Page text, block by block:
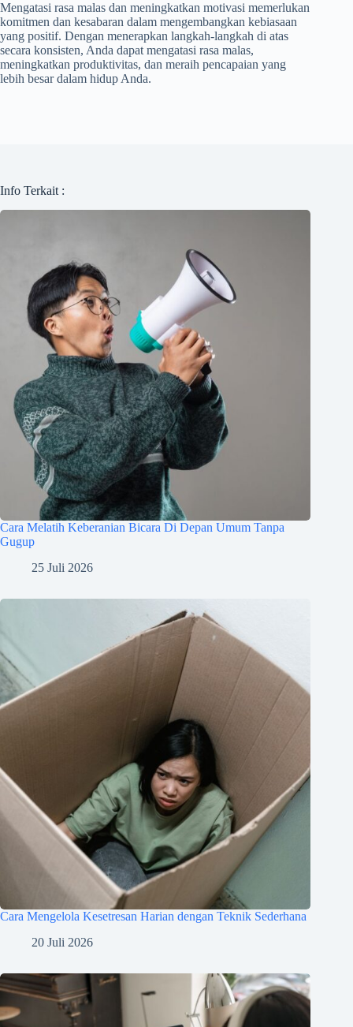
Mengatasi rasa malas dan meningkatkan motivasi memerlukan
komitmen dan kesabaran dalam mengembangkan kebiasaan
yang positif. Dengan menerapkan langkah-langkah di atas
secara konsisten, Anda dapat mengatasi rasa malas,
meningkatkan produktivitas, dan meraih pencapaian yang
lebih besar dalam hidup Anda.
Info Terkait :
Cara Melatih Keberanian Bicara Di Depan Umum Tanpa
Gugup
25 Juli 2026
Cara Mengelola Kesetresan Harian dengan Teknik Sederhana
20 Juli 2026